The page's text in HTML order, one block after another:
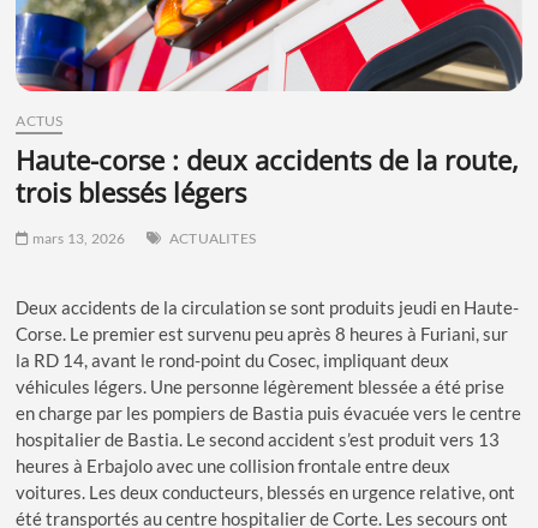
ACTUS
haute-corse : deux accidents de la route,
trois blessés légers
mars 13, 2026 ACTUALITES
Deux accidents de la circulation se sont produits jeudi en Haute-
Corse. Le premier est survenu peu après 8 heures à Furiani, sur
la RD 14, avant le rond-point du Cosec, impliquant deux
véhicules légers. Une personne légèrement blessée a été prise
en charge par les pompiers de Bastia puis évacuée vers le centre
hospitalier de Bastia. Le second accident s’est produit vers 13
heures à Erbajolo avec une collision frontale entre deux
voitures. Les deux conducteurs, blessés en urgence relative, ont
été transportés au centre hospitalier de Corte. Les secours ont